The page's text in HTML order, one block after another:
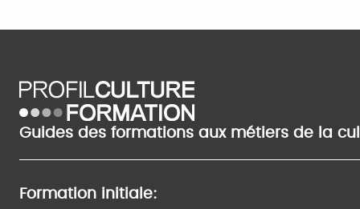
Guides des formations aux métiers de la
Formation initiale: